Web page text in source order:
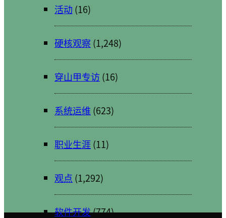
活动 (16)
硬核观察 (1,248)
穿山甲专访(16)
系统运维(623)
职业生涯(11)
观点 (1,292)
软件开发(774)